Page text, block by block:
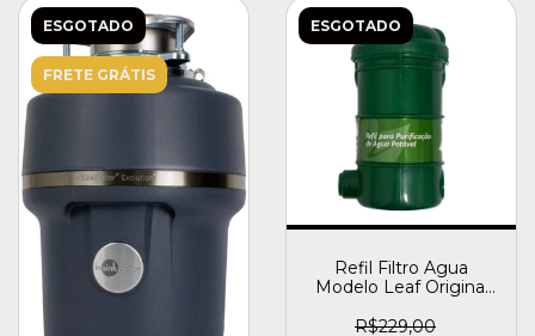
ESGOTADO
FRETE GRÁTIS
ESGOTADO
Refil Filtro Agua
Modelo Leaf Original
R$229,00